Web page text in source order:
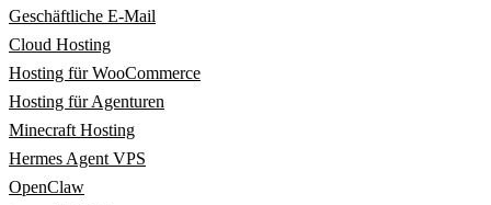
Geschäftliche E-Mail
Cloud Hosting
Hosting für WooCommerce
Hosting für Agenturen
Minecraft Hosting
Hermes Agent VPS
OpenClaw